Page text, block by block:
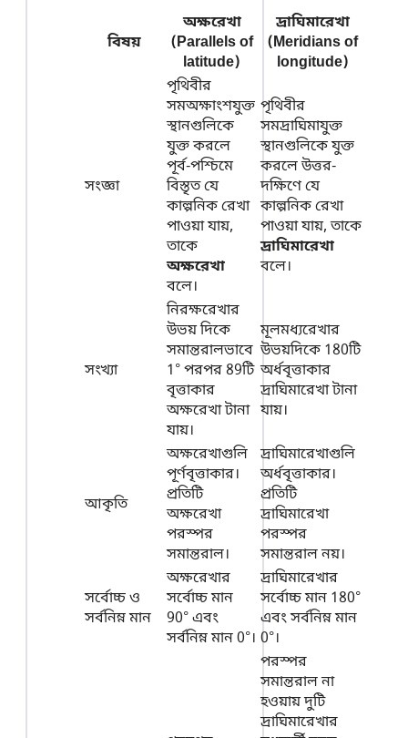
বিষয়
অক্ষরেখা
(Parallels of
latitude)
দ্রাঘিমারেখা
(Meridians of
longitude)
সংজ্ঞা
পৃথিবীর
সমঅক্ষাংশযুক্ত
স্থানগুলিকে
যুক্ত করলে
পূর্ব-পশ্চিমে
বিস্তৃত যে
কাল্পনিক রেখা
পাওয়া যায়,
তাকে
অক্ষরেখা
বলে।
পৃথিবীর
সমদ্রাঘিমাযুক্ত
স্থানগুলিকে যুক্ত
করলে উত্তর-
দক্ষিণে যে
কাল্পনিক রেখা
পাওয়া যায়, তাকে
দ্রাঘিমারেখা
বলে।
সংখ্যা
নিরক্ষরেখার
উভয় দিকে
সমান্তরালভাবে
1° পরপর 89টি
বৃত্তাকার
অক্ষরেখা টানা
যায়।
মূলমধ্যরেখার
উভয়দিকে 180টি
অর্ধবৃত্তাকার
দ্রাঘিমারেখা টানা
যায়।
আকৃতি
অক্ষরেখাগুলি
পূর্ণবৃত্তাকার।
প্রতিটি
অক্ষরেখা
পরস্পর
সমান্তরাল।
দ্রাঘিমারেখাগুলি
অর্ধবৃত্তাকার।
প্রতিটি
দ্রাঘিমারেখা
পরস্পর
সমান্তরাল নয়।
সর্বোচ্চ ও
সর্বনিম্ন মান
অক্ষরেখার
সর্বোচ্চ মান
90° এবং
সর্বনিম্ন মান 0°।
দ্রাঘিমারেখার
সর্বোচ্চ মান 180°
এবং সর্বনিম্ন মান
0°।
পরস্পর
সমান্তরাল না
হওয়ায় দুটি
দ্রাঘিমারেখার